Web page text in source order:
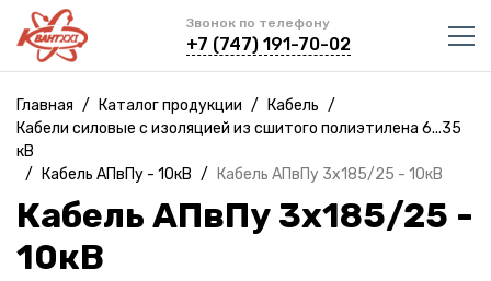
Звонок по телефону
+7 (747) 191-70-02
Главная / Каталог продукции / Кабель /
Кабели силовые с изоляцией из сшитого полиэтилена 6...35
кВ
/
Кабель АПвПу - 10кВ / Кабель АПвПу 3х185/25 - 10кВ
Кабель АПвПу 3х185/25 -
10кВ